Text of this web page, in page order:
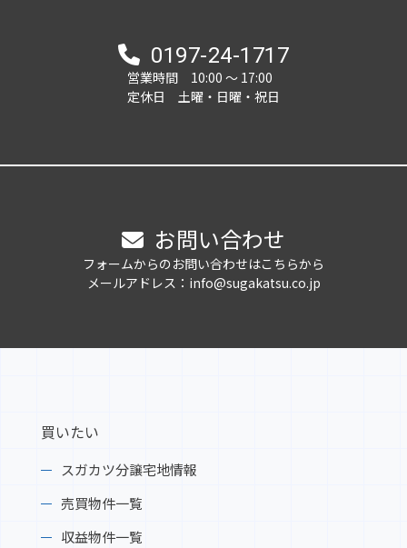
0197-24-1717
営業時間 10:00 ～ 17:00
定休日 土曜・日曜・祝日
お問い合わせ
フォームからのお問い合わせはこちらから
メールアドレス：info@sugakatsu.co.jp
買いたい
スガカツ分譲宅地情報
売買物件一覧
収益物件一覧